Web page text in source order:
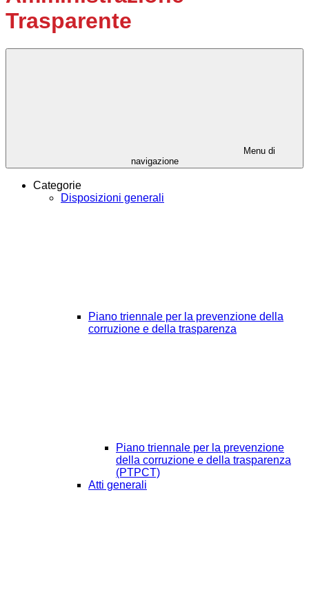
Trasparente
Menu di
navigazione
Categorie
Disposizioni generali
Piano triennale per la prevenzione della
corruzione e della trasparenza
Piano triennale per la prevenzione
della corruzione e della trasparenza
(PTPCT)
Atti generali